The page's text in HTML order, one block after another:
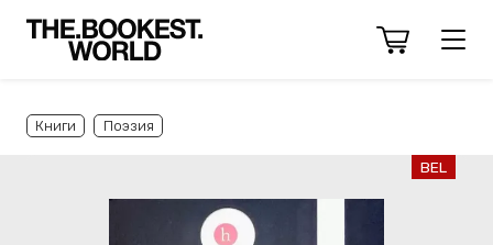
Книги Поэзия
BEL